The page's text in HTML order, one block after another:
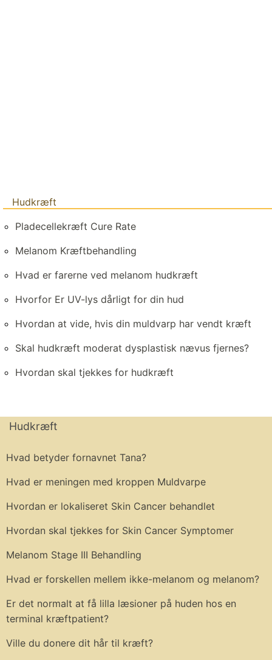
Hudkræft
Pladecellekræft Cure Rate
Melanom Kræftbehandling
Hvad er farerne ved melanom hudkræft
Hvorfor Er UV-lys dårligt for din hud
Hvordan at vide, hvis din muldvarp har vendt kræft
Skal hudkræft moderat dysplastisk nævus fjernes?
Hvordan skal tjekkes for hudkræft
Hudkræft
Hvad betyder fornavnet Tana?
Hvad er meningen med kroppen Muldvarpe
Hvordan er lokaliseret Skin Cancer behandlet
Hvordan skal tjekkes for Skin Cancer Symptomer
Melanom Stage III Behandling
Hvad er forskellen mellem ikke-melanom og melanom?
Er det normalt at få lilla læsioner på huden hos en
terminal kræftpatient?
Ville du donere dit hår til kræft?